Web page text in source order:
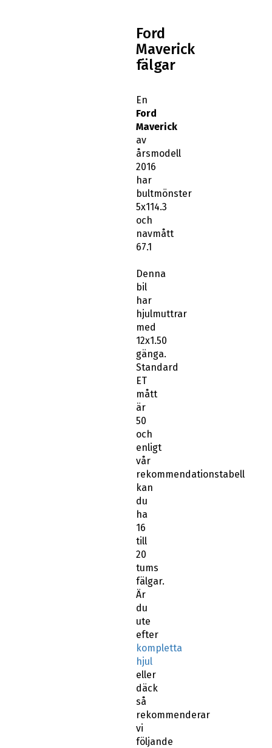
Ford
Maverick
fälgar
En
Ford
Maverick
av
årsmodell
2016
har
bultmönster
5x114.3
och
navmått
67.1
Denna
bil
har
hjulmuttrar
med
12x1.50
gänga.
Standard
ET
mått
är
50
och
enligt
vår
rekommendationstabell
kan
du
ha
16
till
20
tums
fälgar.
Är
du
ute
efter
kompletta
hjul
eller
däck
så
rekommenderar
vi
följande